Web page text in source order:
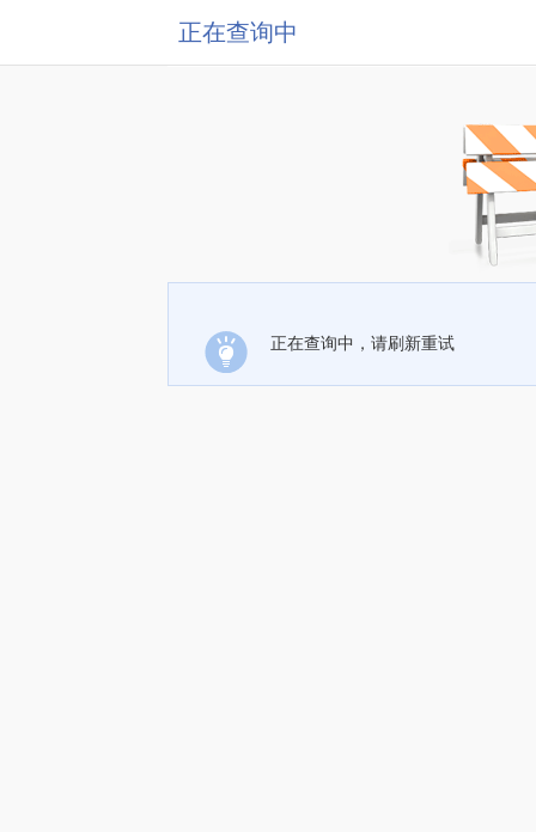
正在查询中
正在查询中，请刷新重试